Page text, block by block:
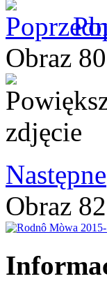
Obraz
Następne
Obraz